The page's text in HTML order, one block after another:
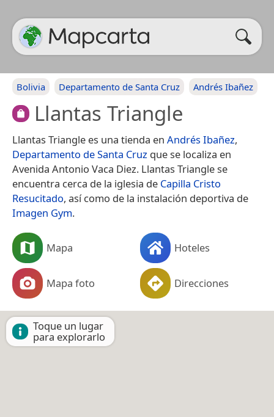
Bolivia Departamento de Santa Cruz Andrés Ibañez
Llantas Triangle
Llantas Triangle es una tienda en Andrés Ibañez,
Departamento de Santa Cruz que se localiza en
Avenida Antonio Vaca Diez. Llantas Triangle se
encuentra cerca de la iglesia de Capilla Cristo
Resucitado, así como de la instalación deportiva de
Imagen Gym.
Mapa Hoteles
Mapa foto Direcciones
Toque un lugar
para explorarlo